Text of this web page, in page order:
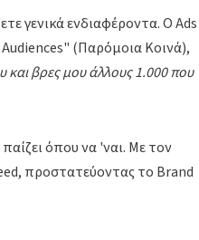
γενικά ενδιαφέροντα. Ο Ads
(Παρόμοια Κοινά),
βρες μου άλλους 1.000 που
όπου να 'ναι. Με τον
προστατεύοντας το Brand